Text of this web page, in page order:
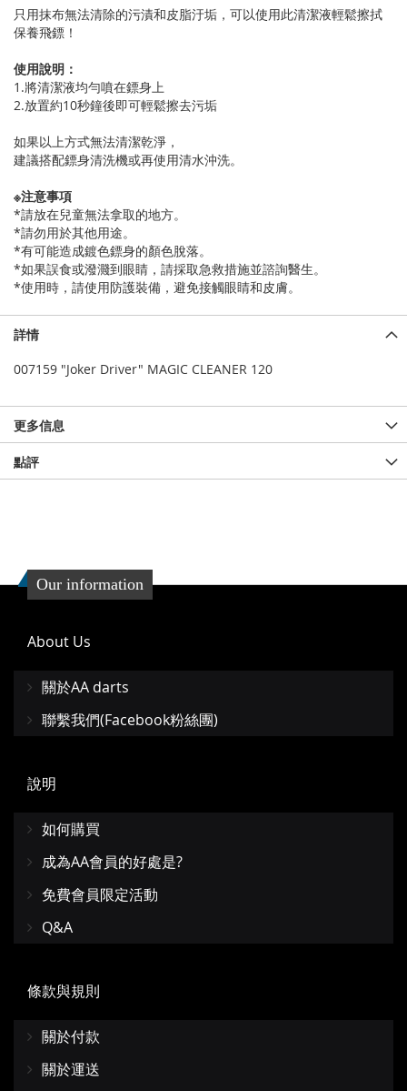
只用抹布無法清除的污漬和皮脂汙垢，可以使用此清潔液輕鬆擦拭
保養飛鏢！
使用說明：
1.將清潔液均勻噴在鏢身上
2.放置約10秒鐘後即可輕鬆擦去污垢
如果以上方式無法清潔乾淨，
建議搭配鏢身清洗機或再使用清水沖洗。
※注意事項
*請放在兒童無法拿取的地方。
*請勿用於其他用途。
*有可能造成鍍色鏢身的顏色脫落。
*如果誤食或潑濺到眼睛，請採取急救措施並諮詢醫生。
*使用時，請使用防護裝備，避免接觸眼睛和皮膚。
詳情
007159 "Joker Driver" MAGIC CLEANER 120
更多信息
點評
Our information
About Us
關於AA darts
聯繫我們(Facebook粉絲團)
說明
如何購買
成為AA會員的好處是?
免費會員限定活動
Q&A
條款與規則
關於付款
關於運送